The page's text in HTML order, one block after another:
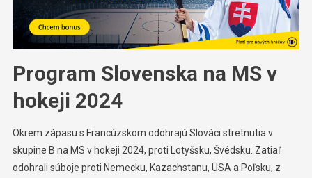
Program Slovenska na MS v
hokeji 2024
Okrem zápasu s Francúzskom odohrajú Slováci stretnutia v
skupine B na MS v hokeji 2024, proti Lotyšsku, Švédsku. Zatiaľ
odohrali súboje proti Nemecku, Kazachstanu, USA a Poľsku, z